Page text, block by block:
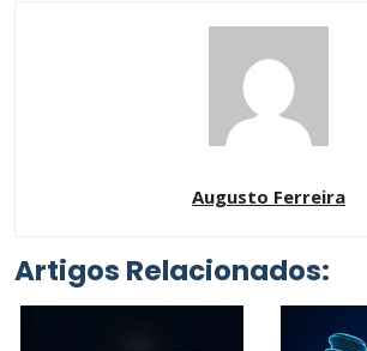
Augusto Ferreira
Artigos Relacionados: